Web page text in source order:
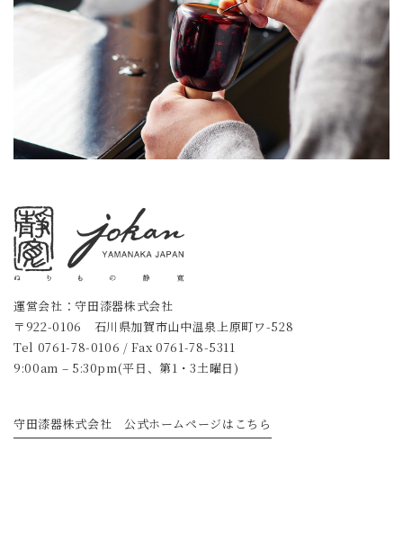
運営会社：守田漆器株式会社
〒922-0106 石川県加賀市山中温泉上原町ワ-528
Tel 0761-78-0106 / Fax 0761-78-5311
9:00am – 5:30pm(平日、第1・3土曜日)
守田漆器株式会社 公式ホームページはこちら